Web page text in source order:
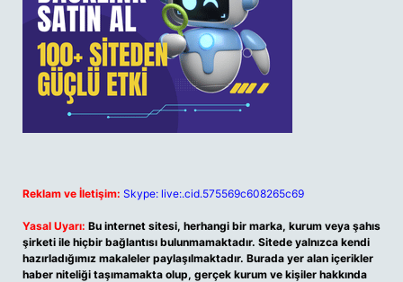
Reklam ve İletişim: Skype: live:.cid.575569c608265c69
Yasal Uyarı: Bu internet sitesi, herhangi bir marka, kurum veya şahıs
şirketi ile hiçbir bağlantısı bulunmamaktadır. Sitede yalnızca kendi
hazırladığımız makaleler paylaşılmaktadır. Burada yer alan içerikler
haber niteliği taşımamakta olup, gerçek kurum ve kişiler hakkında